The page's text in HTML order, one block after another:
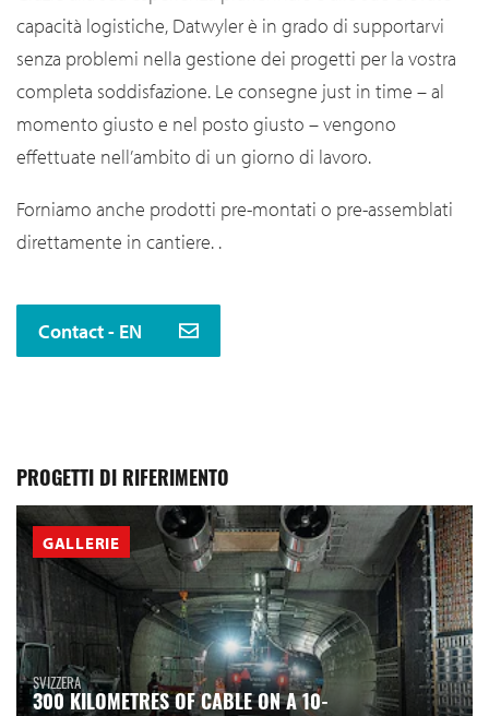
capacità logistiche, Datwyler è in grado di supportarvi
senza problemi nella gestione dei progetti per la vostra
completa soddisfazione. Le consegne just in time – al
momento giusto e nel posto giusto – vengono
effettuate nell’ambito di un giorno di lavoro.
Forniamo anche prodotti pre-montati o pre-assemblati
direttamente in cantiere. .
Contact - EN
PROGETTI DI RIFERIMENTO
GALLERIE
SVIZZERA
300 KILOMETRES OF CABLE ON A 10-